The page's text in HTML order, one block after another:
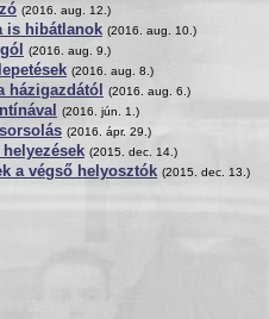
(2016. aug. 12.)
is hibátlanok (2016. aug. 10.)
(2016. aug. 9.)
(2016. aug. 8.)
házigazdától (2016. aug. 6.)
(2016. jún. 1.)
(2016. ápr. 29.)
(2015. dec. 14.)
a végső helyosztók (2015. dec. 13.)